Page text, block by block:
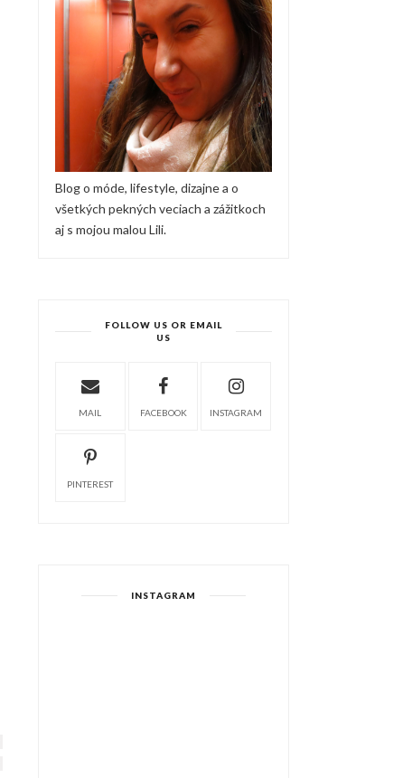
Blog o móde, lifestyle, dizajne a o
všetkých pekných veciach a zážitkoch
aj s mojou malou Lili.
FOLLOW US OR EMAIL
US
MAIL FACEBOOK INSTAGRAM
PINTEREST
INSTAGRAM